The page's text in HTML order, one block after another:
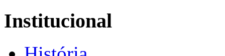
Institucional